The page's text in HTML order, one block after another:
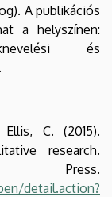
A publikációs
a helyszínen:
és
C. (2015).
research.
Press.
detail.action?